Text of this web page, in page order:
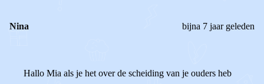
Nina bijna 7 jaar geleden
Hallo Mia als je het over de scheiding van je ouders heb